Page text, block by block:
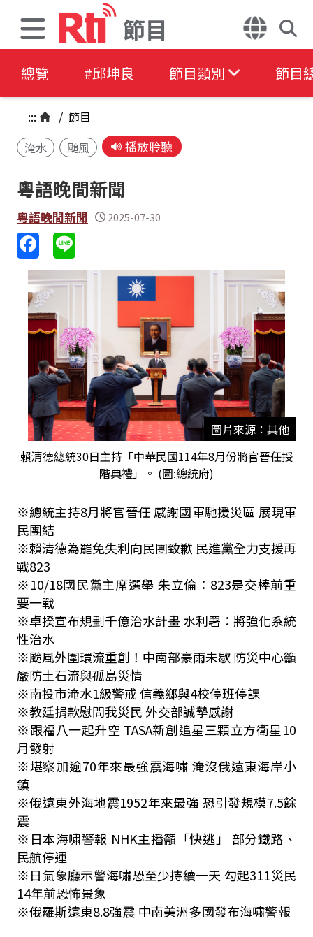
節目
總覽 #邱坤良 節目類別 節目
::: / 節目
淹水
颱風 播放聆聽
粵語晚間新聞
粵語晚間新聞 2025-07-30
圖片來源：其他
賴清德總統30日主持「中華民國114年8月份將官晉任授
階典禮」。 (圖:總統府)
※總統主持8月將官晉任 感謝國軍馳援災區 展現軍
民團結
※賴清德為罷免失利向民團致歉 民進黨全力支援再
戰823
※10/18國民黨主席選舉 朱立倫：823是交棒前重
要一戰
※卓揆宣布規劃千億治水計畫 水利署：將強化系統
性治水
※颱風外圍環流重創！中南部豪雨未歇 防災中心籲
嚴防土石流與孤島災情
※南投市淹水1級警戒 信義鄉與4校停班停課
※教廷捐款慰問我災民 外交部誠摯感謝
※跟福八一起升空 TASA新創追星三顆立方衛星10
月發射
※堪察加逾70年來最強震海嘯 淹沒俄遠東海岸小
鎮
※俄遠東外海地震1952年來最強 恐引發規模7.5餘
震
※日本海嘯警報 NHK主播籲「快逃」 部分鐵路、
民航停運
※日氣象廳示警海嘯恐至少持續一天 勾起311災民
14年前恐怖景象
※俄羅斯遠東8.8強震 中南美洲多國發布海嘯警報